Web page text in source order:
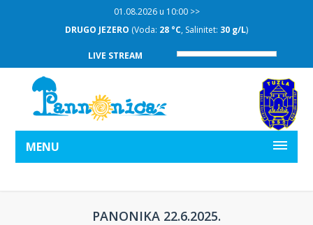
01.08.2026 u 10:00 >>
DRUGO JEZERO (Voda: 28 °C, Salinitet: 30 g/L)
LIVE STREAM
MENU
PANONIKA 22.6.2025.